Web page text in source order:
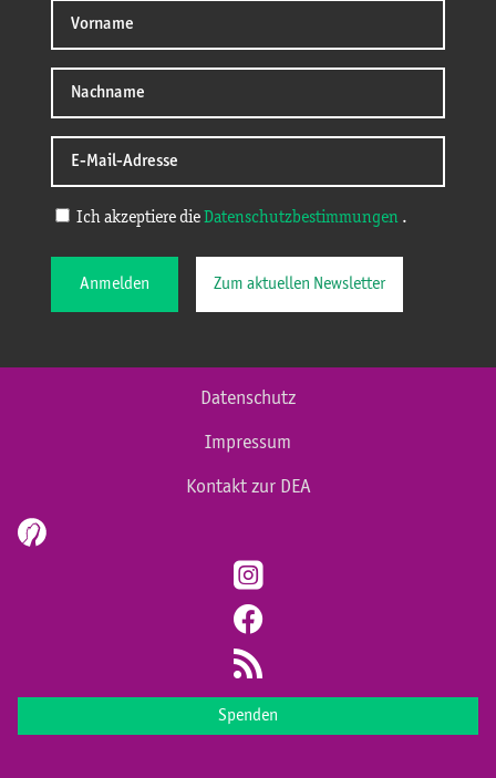
Ich akzeptiere die Datenschutzbestimmungen .
Anmelden Zum aktuellen Newsletter
Datenschutz
Impressum
Kontakt zur DEA
Spenden